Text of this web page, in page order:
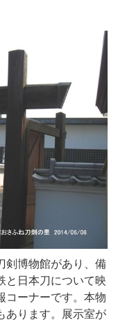
剣博物館があり、備
と日本刀について映
コーナーです。本物
あります。展示室が